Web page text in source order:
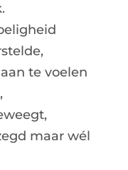
te voelen
maar wél